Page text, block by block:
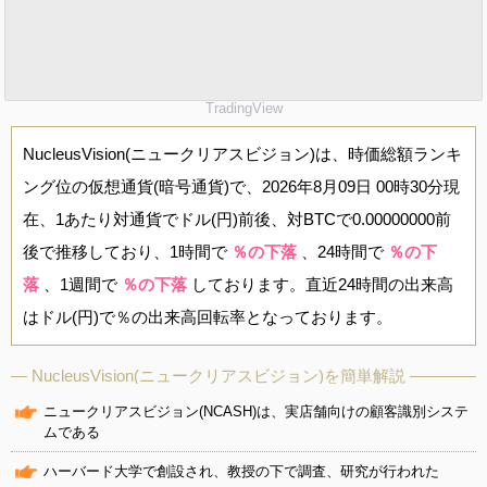
TradingView
NucleusVision(ニュークリアスビジョン)は、時価総額ランキ
ング位の仮想通貨(暗号通貨)で、2026年8月09日 00時30分現
在、1あたり対通貨でドル(円)前後、対BTCで0.00000000前
後で推移しており、1時間で ％の下落 、24時間で ％の下
落
、1週間で ％の下落 しております。直近24時間の出来高
はドル(円)で％の出来高回転率となっております。
NucleusVision(ニュークリアスビジョン)を簡単解説
ニュークリアスビジョン(NCASH)は、実店舗向けの顧客識別システ
ムである
ハーバード大学で創設され、教授の下で調査、研究が行われた